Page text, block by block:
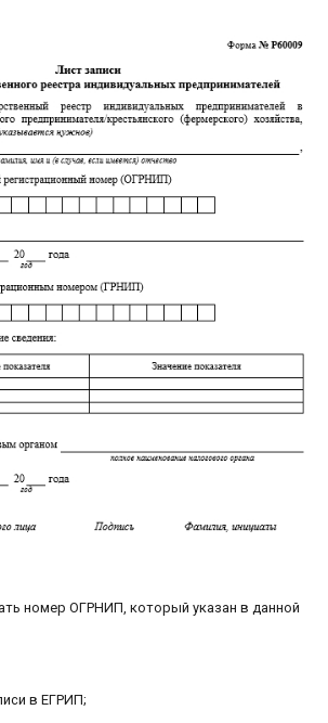
номер ОГРНИП, который указан в данной
в ЕГРИП;